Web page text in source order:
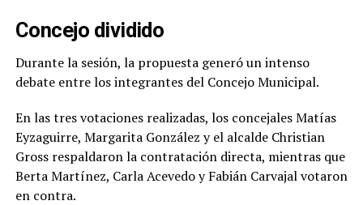
Concejo dividido
Durante la sesión, la propuesta generó un intenso
debate entre los integrantes del Concejo Municipal.
En las tres votaciones realizadas, los concejales Matías
Eyzaguirre, Margarita González y el alcalde Christian
Gross respaldaron la contratación directa, mientras que
Berta Martínez, Carla Acevedo y Fabián Carvajal votaron
en contra.